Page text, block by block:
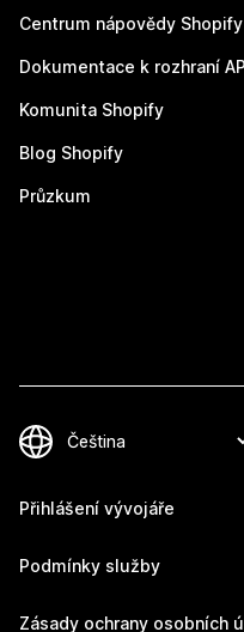
Centrum nápovědy Shopify
Dokumentace k rozhraní API
Komunita Shopify
Blog Shopify
Průzkum
Přihlášení vývojáře
Podmínky služby
Zásady ochrany osobních